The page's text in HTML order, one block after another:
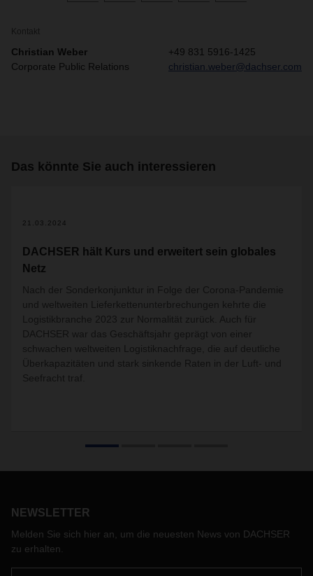
Kontakt
Christian Weber
Corporate Public Relations
+49 831 5916-1425
christian.weber@dachser.com
Das könnte Sie auch interessieren
21.03.2024
DACHSER hält Kurs und erweitert sein globales
Netz
Nach der Sonderkonjunktur in Folge der Corona-Pandemie
und weltweiten Lieferkettenunterbrechungen kehrte die
Logistikbranche 2023 zur Normalität zurück. Auch für
DACHSER war das Geschäftsjahr geprägt von einer
schwachen weltweiten Logistiknachfrage, die auf deutliche
Überkapazitäten und stark sinkende Raten in der Luft- und
Seefracht traf.
NEWSLETTER
Melden Sie sich hier an, um die neuesten News von DACHSER
zu erhalten.